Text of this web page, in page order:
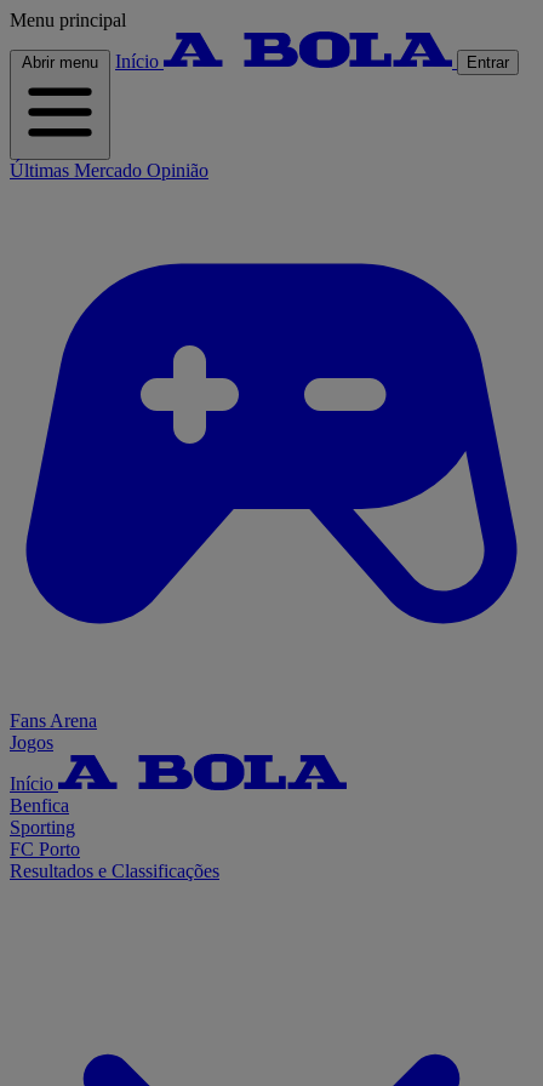
Menu principal
Abrir menu Início Entrar
Últimas Mercado Opinião
Fans Arena
Jogos
Início
Benfica
Sporting
FC Porto
Resultados e Classificações